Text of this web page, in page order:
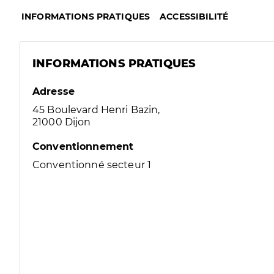
INFORMATIONS PRATIQUES ACCESSIBILITÉ
INFORMATIONS PRATIQUES
Adresse
45 Boulevard Henri Bazin,
21000 Dijon
Conventionnement
Conventionné secteur 1